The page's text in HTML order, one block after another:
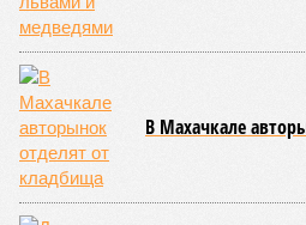
В Махачкале